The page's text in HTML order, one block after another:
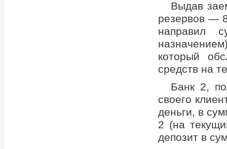
Выдав
резервов —
направил
который
средств на
Банк 2,
своего
деньги, в
2 (на
депозит в